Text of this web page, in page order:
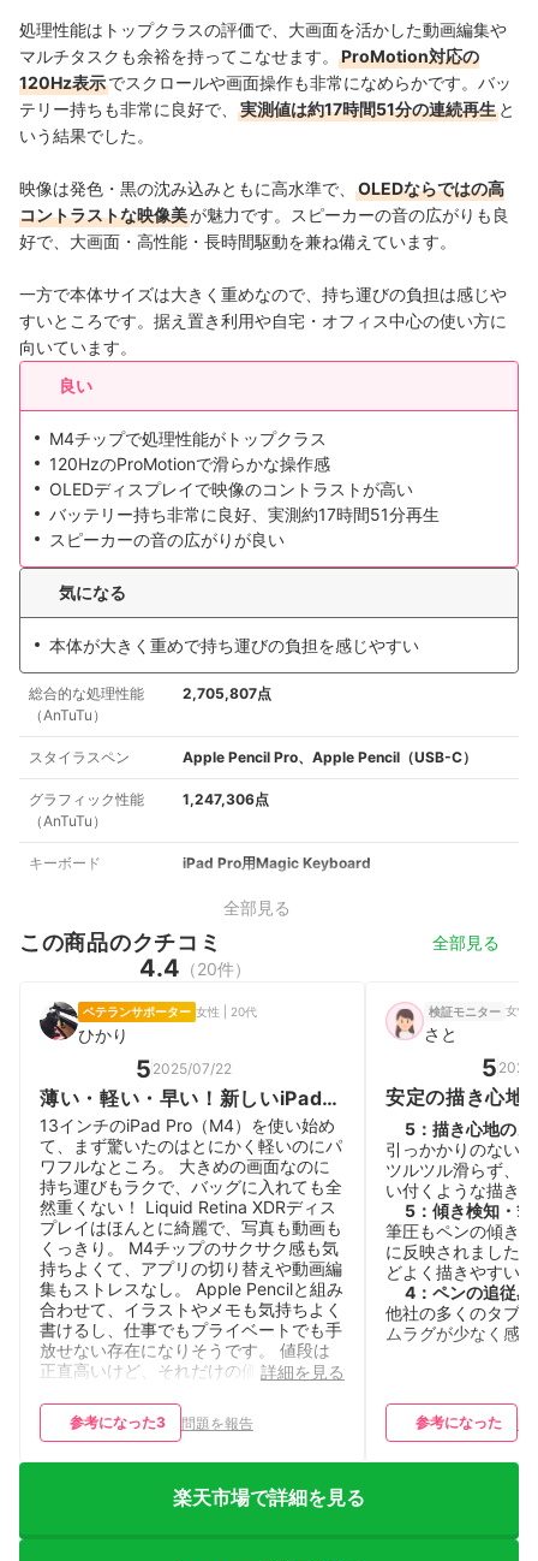
処理性能はトップクラスの評価で、大画面を活かした動画編集や
マルチタスクも余裕を持ってこなせます。
ProMotion対応の
120Hz表示でスクロールや画面操作も非常になめらかです。バッ
テリー持ちも非常に良好で、
実測値は約17時間51分の連続再生 と
いう結果でした。
映像は発色・黒の沈み込みともに高水準で、
OLEDならではの高
コントラストな映像美が魅力です。スピーカーの音の広がりも良
好で、大画面・高性能・長時間駆動を兼ね備えています。
一方で本体サイズは大きく重めなので、持ち運びの負担は感じや
すいところです。据え置き利用や自宅・オフィス中心の使い方に
向いています。
良い
M4チップで処理性能がトップクラス
120HzのProMotionで滑らかな操作感
OLEDディスプレイで映像のコントラストが高い
バッテリー持ち非常に良好、実測約17時間51分再生
スピーカーの音の広がりが良い
気になる
本体が大きく重めで持ち運びの負担を感じやすい
総合的な処理性能
（AnTuTu）
2,705,807点
スタイラスペン Apple Pencil Pro、Apple Pencil（USB-C）
グラフィック性能
（AnTuTu）
1,247,306点
キーボード iPad Pro用Magic Keyboard
全部見る
この商品のクチコミ 全部見る
4.4 （20件）
ベテランサポーター 女性 | 20代
ひかり
5 2025/07/22
薄い・軽い・早い！新しいiPad
Pro、最高でした
13インチのiPad Pro（M4）を使い始め
て、まず驚いたのはとにかく軽いのにパ
ワフルなところ。 大きめの画面なのに
持ち運びもラクで、バッグに入れても全
然重くない！ Liquid Retina XDRディス
プレイはほんとに綺麗で、写真も動画も
くっきり。 M4チップのサクサク感も気
持ちよくて、アプリの切り替えや動画編
集もストレスなし。 Apple Pencilと組み
合わせて、イラストやメモも気持ちよく
書けるし、仕事でもプライベートでも手
放せない存在になりそうです。 値段は
正直高いけど、それだけの価値はあると
詳細を見る
参考になった3 問題を報告
検証モニター 女性
さと
5
安定の描き心地
5 ： 描き心地のよ
引っかかりのない
ツルツル滑らず、
い付くような描き
5 ： 傾き検知・
筆圧もペンの傾き
に反映されました
どよく描きやすい
4 ： ペンの追従感
他社の多くのタブ
ムラグが少なく感
参考になった
楽天市場で詳細を見る